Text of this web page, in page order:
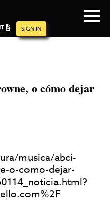
SIGN IN
o cómo dejar
musica/abci-
o-como-dejar-